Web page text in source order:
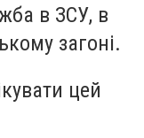
в ЗСУ, в
загоні.
цей